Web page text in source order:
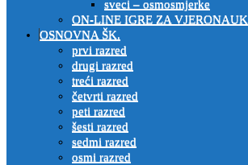
sveci – osmosmjerke
ON-LINE IGRE ZA VJERONAUK
OSNOVNA ŠK.
prvi razred
drugi razred
treći razred
četvrti razred
peti razred
šesti razred
sedmi razred
osmi razred